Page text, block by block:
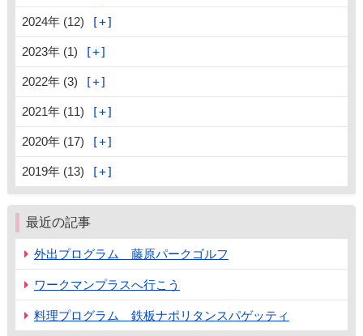
2024年 (12)
2023年 (1)
2022年 (3)
2021年 (11)
2020年 (17)
2019年 (13)
最近の記事
外出プログラム 藤原パークゴルフ
ワークマンプラスへ行こう
料理プログラム 鉄板ナポリタンスパゲッティ